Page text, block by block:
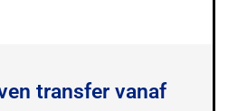
transfer vanaf